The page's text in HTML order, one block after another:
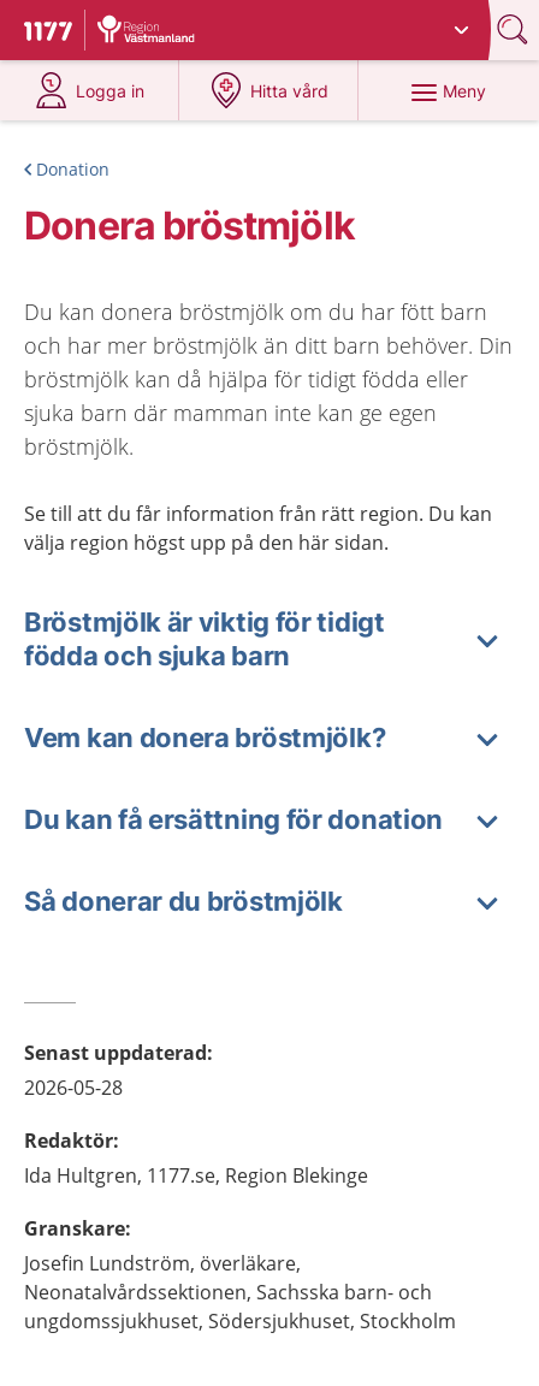
Till startsidan för 1177
Du har valt region
Logga in
på 1177.se
Hitta vård
på 1177.se
Meny
Donation
Donera bröstmjölk
Du kan donera bröstmjölk om du har fött barn
och har mer bröstmjölk än ditt barn behöver. Din
bröstmjölk kan då hjälpa för tidigt födda eller
sjuka barn där mamman inte kan ge egen
bröstmjölk.
Se till att du får information från rätt region. Du kan
välja region högst upp på den här sidan.
Bröstmjölk är viktig för tidigt
födda och sjuka barn
Vem kan donera bröstmjölk?
Du kan få ersättning för donation
Så donerar du bröstmjölk
Senast uppdaterad:
2026-05-28
Redaktör:
Ida Hultgren, 1177.se, Region Blekinge
Granskare:
Josefin Lundström, överläkare,
Neonatalvårdssektionen, Sachsska barn- och
ungdomssjukhuset, Södersjukhuset, Stockholm